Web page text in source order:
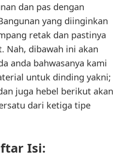
dan pas dengan
yang diinginkan
retak dan pastinya
Nah, dibawah ini akan
anda bahwasanya kami
untuk dinding yakni;
juga hebel berikut akan
dari ketiga tipe
Isi: